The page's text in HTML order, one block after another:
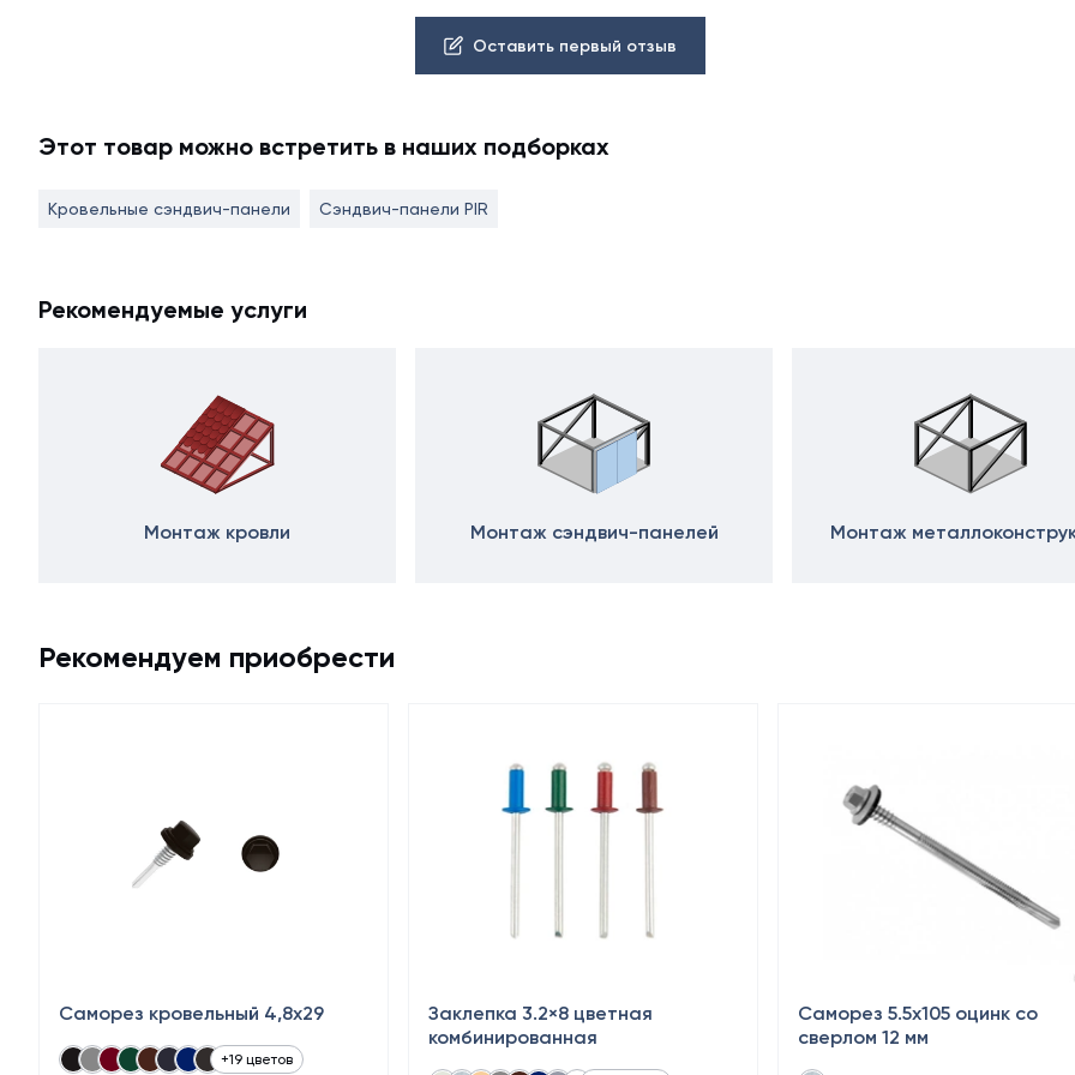
Оставить первый отзыв
Этот товар можно встретить в наших подборках
Кровельные сэндвич-панели Сэндвич-панели PIR
Рекомендуемые услуги
Монтаж кровли Монтаж сэндвич-панелей Монтаж
Рекомендуем приобрести
Саморез кровельный 4,8x29
+19 цветов
Заклепка 3.2×8 цветная
комбинированная
Саморез 5.5х105 оцинк со
сверлом 12 мм